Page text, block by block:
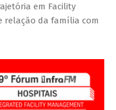
em Facility
relação da família com